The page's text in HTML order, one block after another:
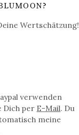
Wertschätzung!
verwenden
Dich per E-Mail. Du
meine